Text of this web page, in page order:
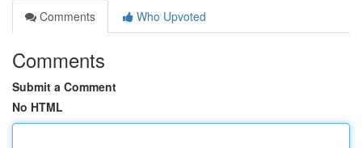
Comments
Who Upvoted
Comments
Submit a Comment
No HTML